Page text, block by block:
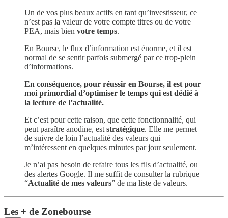
Un de vos plus beaux actifs en tant qu’investisseur, ce
n’est pas la valeur de votre compte titres ou de votre
PEA, mais bien votre temps.
En Bourse, le flux d’information est énorme, et il est
normal de se sentir parfois submergé par ce trop-plein
d’informations.
En conséquence, pour réussir en Bourse, il est pour
moi primordial d’optimiser le temps qui est dédié à
la lecture de l’actualité.
Et c’est pour cette raison, que cette fonctionnalité, qui
peut paraître anodine, est stratégique. Elle me permet
de suivre de loin l’actualité des valeurs qui
m’intéressent en quelques minutes par jour seulement.
Je n’ai pas besoin de refaire tous les fils d’actualité, ou
des alertes Google. Il me suffit de consulter la rubrique
“Actualité de mes valeurs” de ma liste de valeurs.
Les + de Zonebourse